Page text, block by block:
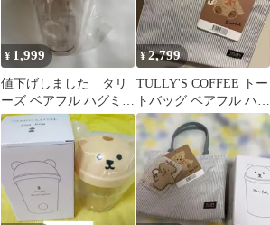
¥ 1,999
値下げしました タリ
ーズ ベアフル ハグミー
ボトル
¥2,799
TULLY'S COFFEE トー
トバッグ ベアフル ハグ
ミーボトル